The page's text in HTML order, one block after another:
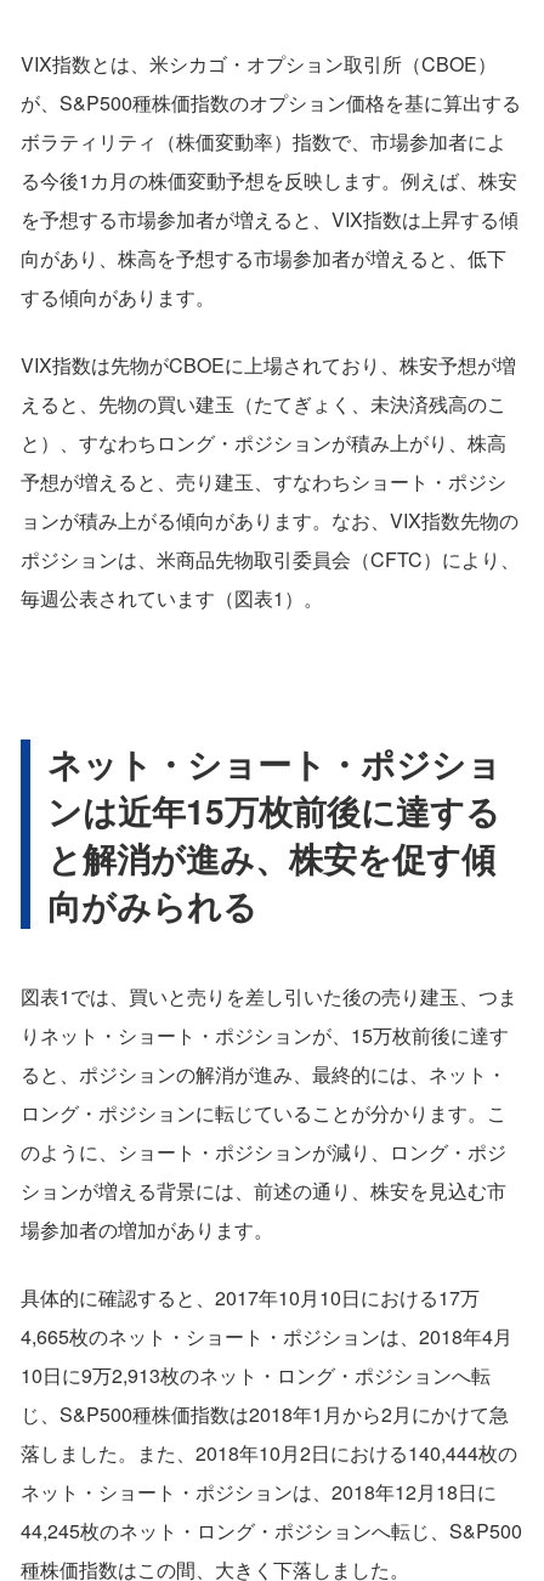
VIX指数とは、米シカゴ・オプション取引所（CBOE）
が、S&P500種株価指数のオプション価格を基に算出する
ボラティリティ（株価変動率）指数で、市場参加者によ
る今後1カ月の株価変動予想を反映します。例えば、株安
を予想する市場参加者が増えると、VIX指数は上昇する傾
向があり、株高を予想する市場参加者が増えると、低下
する傾向があります。
VIX指数は先物がCBOEに上場されており、株安予想が増
えると、先物の買い建玉（たてぎょく、未決済残高のこ
と）、すなわちロング・ポジションが積み上がり、株高
予想が増えると、売り建玉、すなわちショート・ポジシ
ョンが積み上がる傾向があります。なお、VIX指数先物の
ポジションは、米商品先物取引委員会（CFTC）により、
毎週公表されています（図表1）。
ネット・ショート・ポジショ
ンは近年15万枚前後に達する
と解消が進み、株安を促す傾
向がみられる
図表1では、買いと売りを差し引いた後の売り建玉、つま
りネット・ショート・ポジションが、15万枚前後に達す
ると、ポジションの解消が進み、最終的には、ネット・
ロング・ポジションに転じていることが分かります。こ
のように、ショート・ポジションが減り、ロング・ポジ
ションが増える背景には、前述の通り、株安を見込む市
場参加者の増加があります。
具体的に確認すると、2017年10月10日における17万
4,665枚のネット・ショート・ポジションは、2018年4月
10日に9万2,913枚のネット・ロング・ポジションへ転
じ、S&P500種株価指数は2018年1月から2月にかけて急
落しました。また、2018年10月2日における140,444枚の
ネット・ショート・ポジションは、2018年12月18日に
44,245枚のネット・ロング・ポジションへ転じ、S&P500
種株価指数はこの間、大きく下落しました。